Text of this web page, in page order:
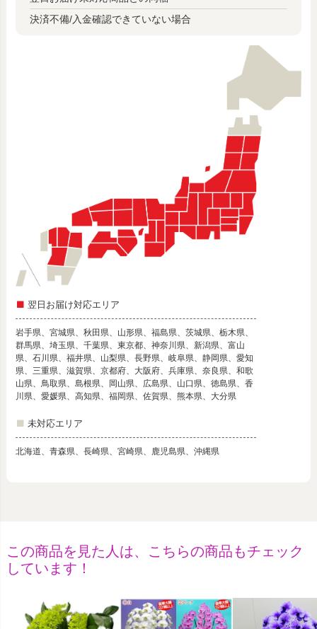
決済不備/入金確認できていない場合
翌日お届け対応エリア
岩手県、宮城県、秋田県、山形県、福島県、茨城県、栃木県、
群馬県、埼玉県、千葉県、東京都、神奈川県、新潟県、富山
県、石川県、福井県、山梨県、長野県、岐阜県、静岡県、愛知
県、三重県、滋賀県、京都府、大阪府、兵庫県、奈良県、和歌
山県、鳥取県、島根県、岡山県、広島県、山口県、徳島県、香
川県、愛媛県、高知県、福岡県、佐賀県、熊本県、大分県
未対応エリア
北海道、青森県、長崎県、宮崎県、鹿児島県、沖縄県
この商品を見た人は、こちらの商品もチェック
しています！